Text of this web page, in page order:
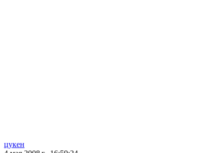
цукен